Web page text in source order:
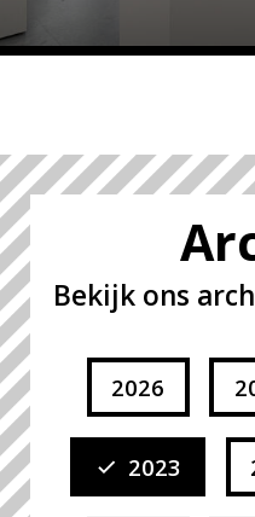
Bekijk ons
2026
2023